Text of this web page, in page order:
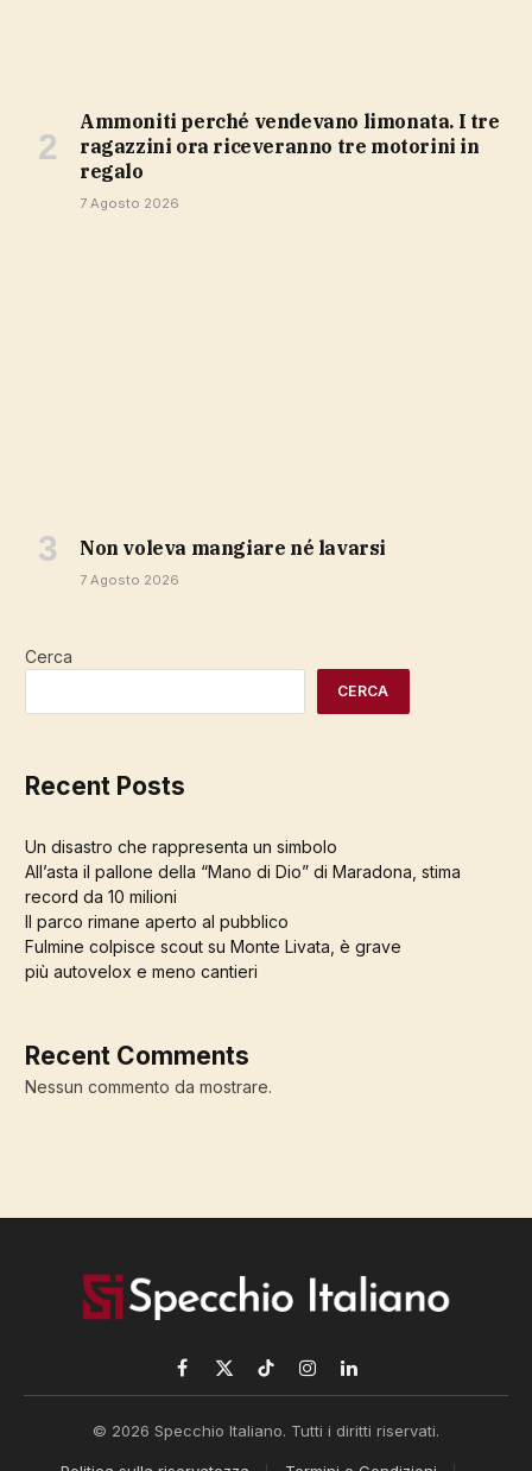
Ammoniti perché vendevano limonata. I tre
ragazzini ora riceveranno tre motorini in
regalo
7 Agosto 2026
Non voleva mangiare né lavarsi
7 Agosto 2026
Cerca
CERCA
Recent Posts
Un disastro che rappresenta un simbolo
All’asta il pallone della “Mano di Dio” di Maradona, stima
record da 10 milioni
Il parco rimane aperto al pubblico
Fulmine colpisce scout su Monte Livata, è grave
più autovelox e meno cantieri
Recent Comments
Nessun commento da mostrare.
Facebook
X
TikTokInstagramLinkedIn
© 2026 Specchio Italiano. Tutti i diritti riservati.